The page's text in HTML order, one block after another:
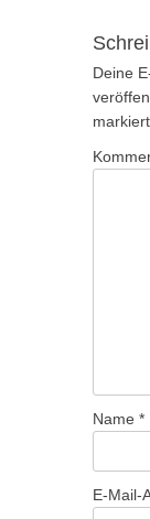
Deine
markiert
Name *
E-Mail-